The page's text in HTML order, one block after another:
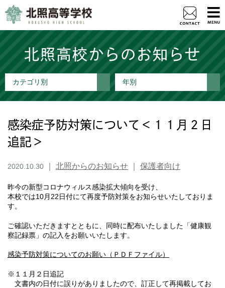
北照高校からのお知らせ
カテゴリ別 年別
感染症予防対策について＜１１月２日
追記＞
2020.10.30 北照からのお知らせ 保護者向け
昨今の新型コロナウィルス感染拡大傾向を受け、
本校では10月22日付にて再度予防対策をお知らせいたしておりま
す。
ご確認いただきますとともに、同時に配布いたしました「健康観
察記録票」の記入をお願いいたします。
感染予防対策についてのお願い（ＰＤＦファイル）
※１１月２日追記
文書内の日付に誤りがありましたので、訂正して再掲載してお